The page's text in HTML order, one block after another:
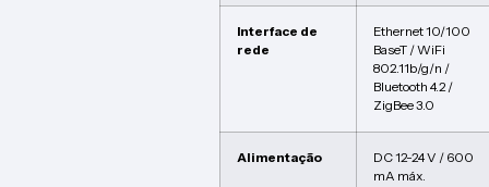
Interface de
rede
Ethernet 10/100
BaseT / WiFi
802.11b/g/n /
Bluetooth 4.2 /
ZigBee 3.0
Alimentação
DC 12-24 V / 600
mA máx.